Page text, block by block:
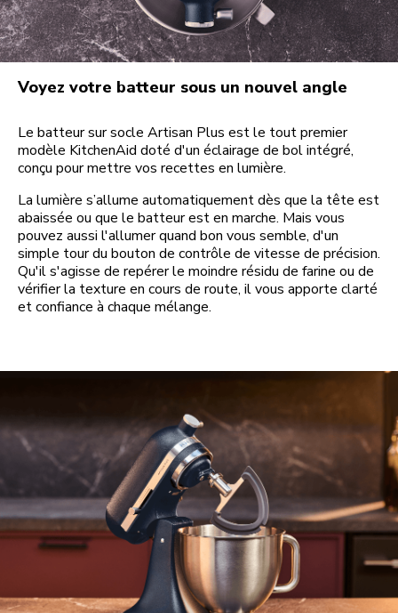
Voyez votre batteur sous un nouvel angle
Le batteur sur socle Artisan Plus est le tout premier
modèle KitchenAid doté d'un éclairage de bol intégré,
conçu pour mettre vos recettes en lumière.
La lumière s’allume automatiquement dès que la tête est
abaissée ou que le batteur est en marche. Mais vous
pouvez aussi l'allumer quand bon vous semble, d'un
simple tour du bouton de contrôle de vitesse de précision.
Qu'il s'agisse de repérer le moindre résidu de farine ou de
vérifier la texture en cours de route, il vous apporte clarté
et confiance à chaque mélange.